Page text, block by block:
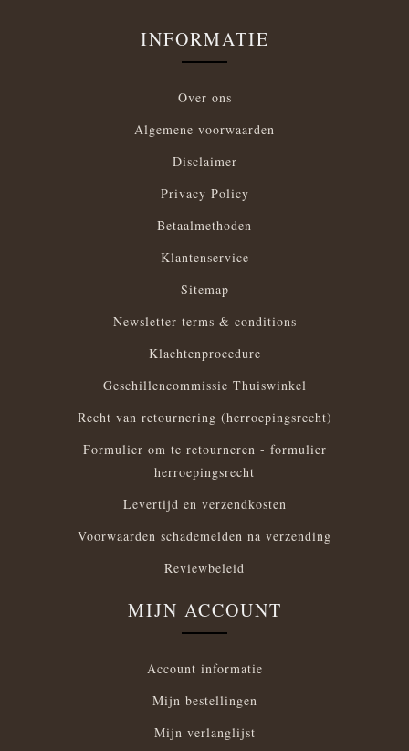
INFORMATIE
Over ons
Algemene voorwaarden
Disclaimer
Privacy Policy
Betaalmethoden
Klantenservice
Sitemap
Newsletter terms & conditions
Klachtenprocedure
Geschillencommissie Thuiswinkel
Recht van retournering (herroepingsrecht)
Formulier om te retourneren - formulier
herroepingsrecht
Levertijd en verzendkosten
Voorwaarden schademelden na verzending
Reviewbeleid
MIJN ACCOUNT
Account informatie
Mijn bestellingen
Mijn verlanglijst